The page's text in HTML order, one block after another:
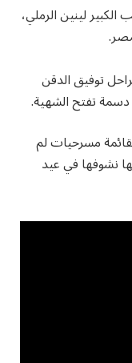
لينين الرملي،
توفيق الدقن
دسمة تفتح الشهية.
مسرحيات لم
نشوفها في عيد